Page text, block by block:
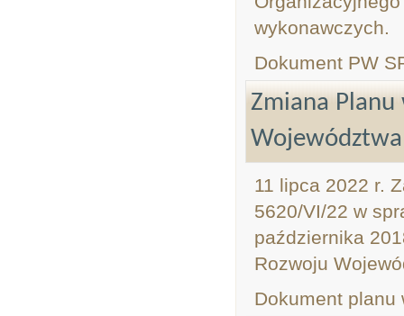
wykonawczych.
Dokument PW
Zmiana Planu
11 lipca 2022 r.
5620/VI/22 w
października
Rozwoju
Dokument